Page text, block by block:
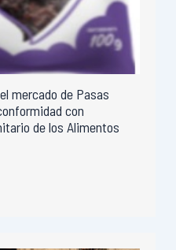
mercado de Pasas
con
de los Alimentos